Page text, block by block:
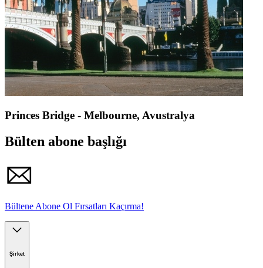
Princes Bridge - Melbourne, Avustralya
Bülten abone başlığı
Bültene Abone Ol Fırsatları Kaçırma!
Şirket